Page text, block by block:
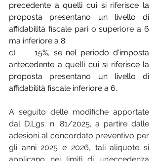
precedente a quelli cui si riferisce la
proposta presentano un livello di
affidabilità fiscale pari o superiore a 6
ma inferiore a 8;
c) 15%, se nel periodo d'imposta
antecedente a quelli cui si riferisce la
proposta presentano un livello di
affidabilità fiscale inferiore a 6.
A seguito delle modifiche apportate
dal D.Lgs. n. 81/2025, a partire dalle
adesioni al concordato preventivo per
gli anni 2025 e 2026, tali aliquote si